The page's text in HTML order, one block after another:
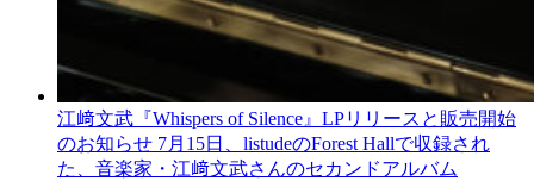
江﨑文武『Whispers of Silence』LPリリースと販売開始
のお知らせ 7月15日、listudeのForest Hallで収録され
た、音楽家・江﨑文武さんのセカンドアルバム